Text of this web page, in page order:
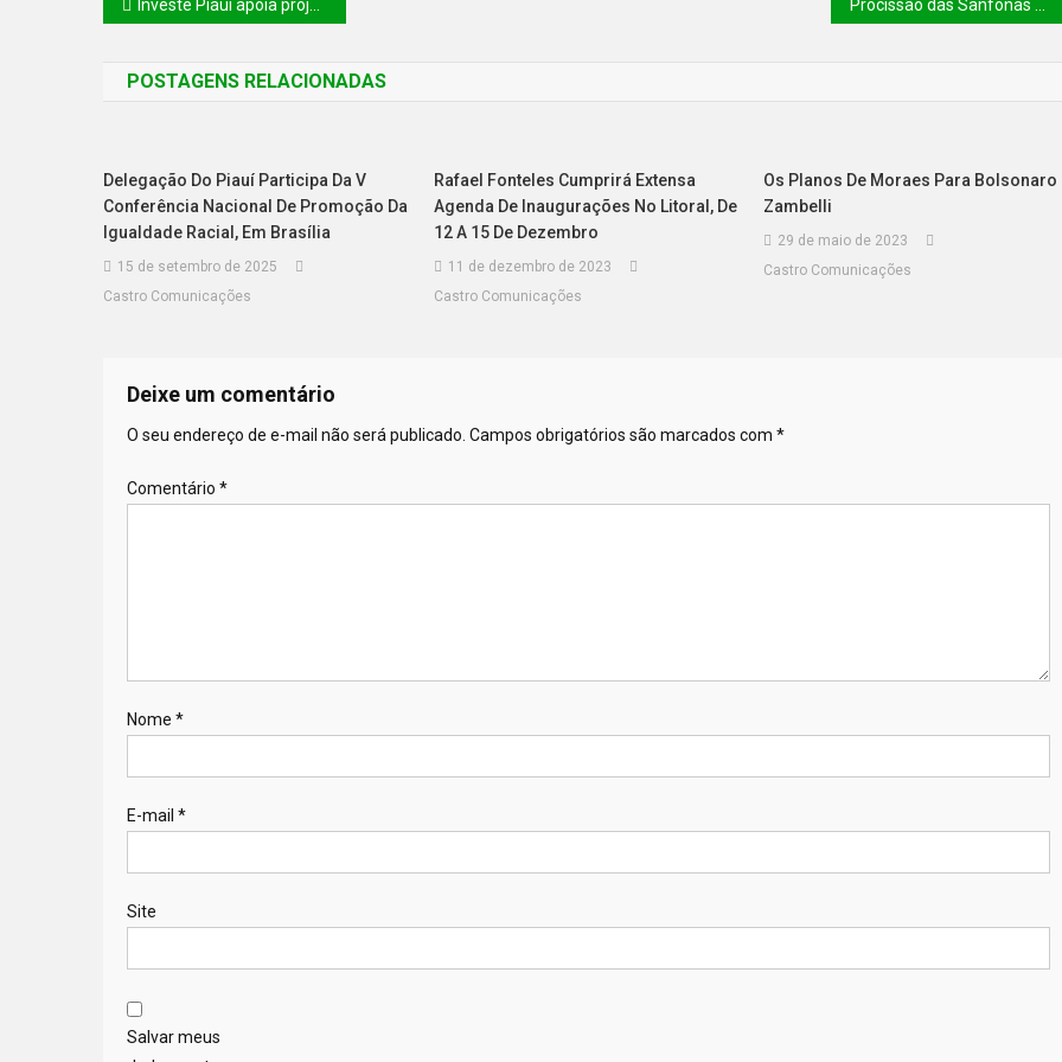
Investe Piauí apoia projeto de REDD+ Jurisdicional para fortalecer combate ao desmatamento
POSTAGENS RELACIONADAS
Delegação Do Piauí Participa Da V
Conferência Nacional De Promoção Da
Igualdade Racial, Em Brasília
15 de setembro de 2025
Castro Comunicações
Rafael Fonteles Cumprirá Extensa
Agenda De Inaugurações No Litoral, De
12 A 15 De Dezembro
11 de dezembro de 2023
Castro Comunicações
Os Planos De Moraes Para Bolsonaro
Zambelli
29 de maio de 2023
Castro Comunicações
Deixe um comentário
O seu endereço de e-mail não será publicado. Campos obrigatórios são marcados com *
Comentário *
Nome *
E-mail *
Site
Salvar meus